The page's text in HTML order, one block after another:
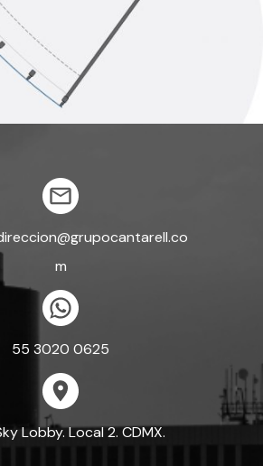
m
55 3020 0625
Lobby. Local 2. CDMX.